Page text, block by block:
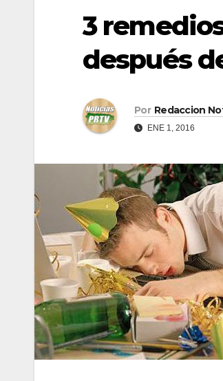
3
después
Por Redaccion
ENE 1, 2016